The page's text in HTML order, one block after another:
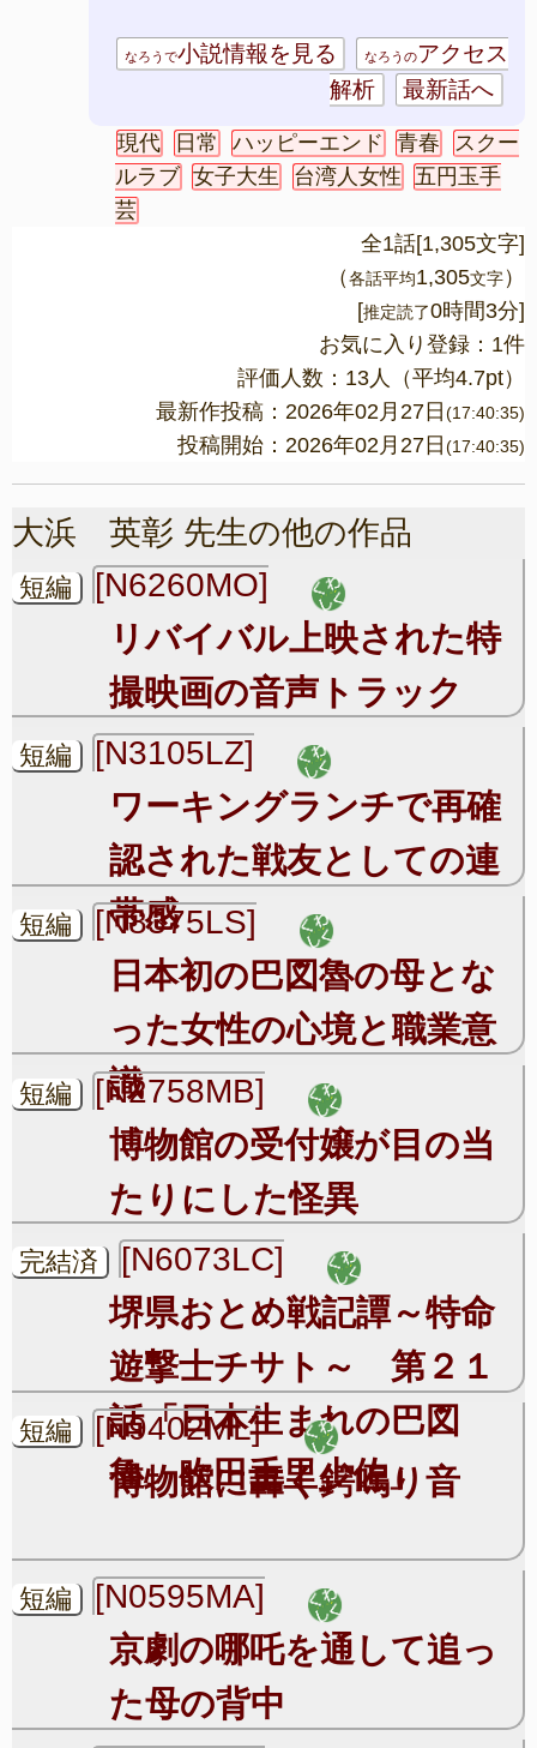
なろうで小説情報を見る なろうのアクセス
解析
最新話へ
現代 日常 ハッピーエンド 青春
スクー
ルラブ 女子大生 台湾人女性
五円玉手
芸
全1話[1,305文字]
（各話平均1,305文字）
[推定読了0時間3分]
お気に入り登録：1件
評価人数： 13 人（平均4.7pt）
最新作投稿：2026年02月27日(17:40:35)
投稿開始：2026年02月27日(17:40:35)
大浜 英彰 先生の他の作品
短編 [N6260MO]
リバイバル上映された特
撮映画の音声トラック
短編 [N3105LZ]
ワーキングランチで再確
認された戦友としての連
帯感
短編 [N8375LS]
日本初の巴図魯の母とな
った女性の心境と職業意
識
短編 [N2758MB]
博物館の受付嬢が目の当
たりにした怪異
完結済 [N6073LC]
堺県おとめ戦記譚～特命
遊撃士チサト～ 第２１
話「日本生まれの巴図
魯、吹田千里少佐」
短編 [N9402ML]
博物館に轟く鍔鳴り音
短編 [N0595MA]
京劇の哪吒を通して追っ
た母の背中